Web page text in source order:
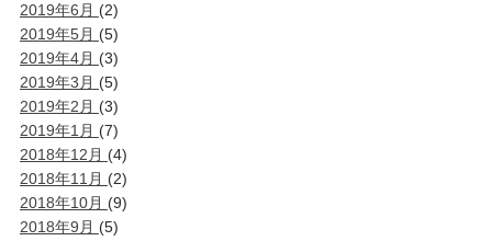
2019年6月 (2)
2019年5月 (5)
2019年4月 (3)
2019年3月 (5)
2019年2月 (3)
2019年1月 (7)
2018年12月 (4)
2018年11月 (2)
2018年10月 (9)
2018年9月 (5)